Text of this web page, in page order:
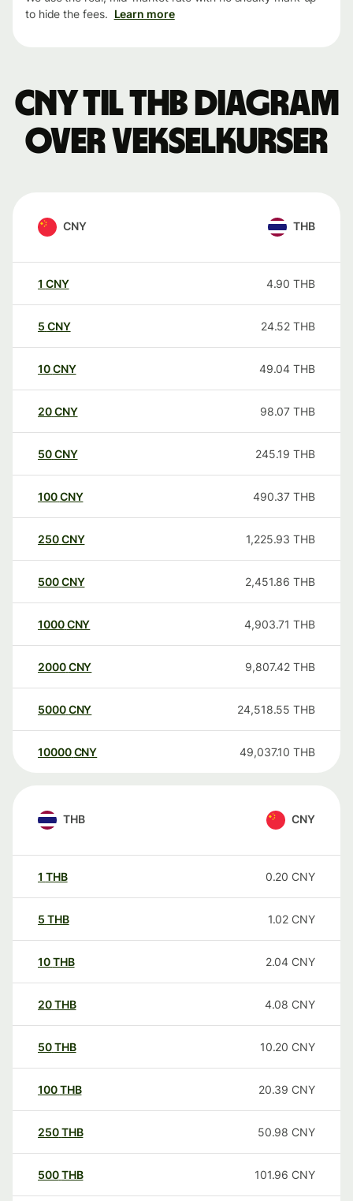
to hide the fees. Learn more
CNY til THB Diagram
over vekselkurser
CNY THB
1 CNY 4.90 THB
5 CNY 24.52 THB
10CNY 49.04 THB
20CNY 98.07 THB
50CNY 245.19 THB
100CNY 490.37 THB
250CNY 1,225.93 THB
500CNY 2,451.86 THB
1000CNY 4,903.71 THB
2000CNY 9,807.42 THB
5000CNY 24,518.55 THB
10000 CNY 49,037.10 THB
THB CNY
1 THB 0.20 CNY
5 THB 1.02 CNY
10THB 2.04 CNY
20THB 4.08 CNY
50THB 10.20 CNY
100THB 20.39 CNY
250THB 50.98 CNY
500THB 101.96 CNY